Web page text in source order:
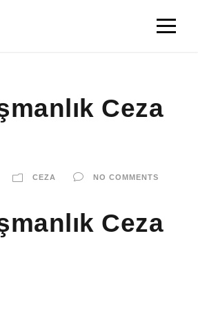
Ceza
CEZA NO COMMENTS
Ceza